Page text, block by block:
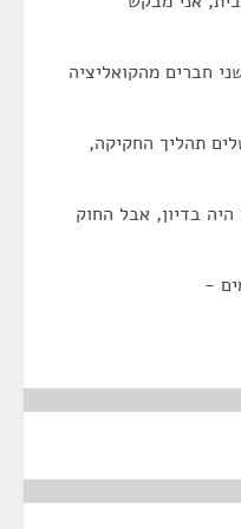
חברים מהקואליציה
תהליך החקיקה,
היה בדיון, אבל החוק
-